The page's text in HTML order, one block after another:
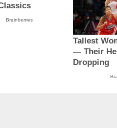
Brainberries
Tallest
— Their
Dropping